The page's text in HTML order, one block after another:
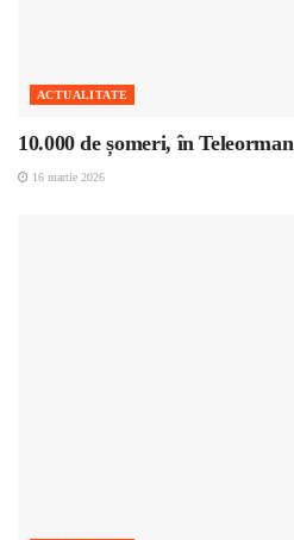
ACTUALITATE
10.000 de șomeri, în Teleorman
16 martie 2026